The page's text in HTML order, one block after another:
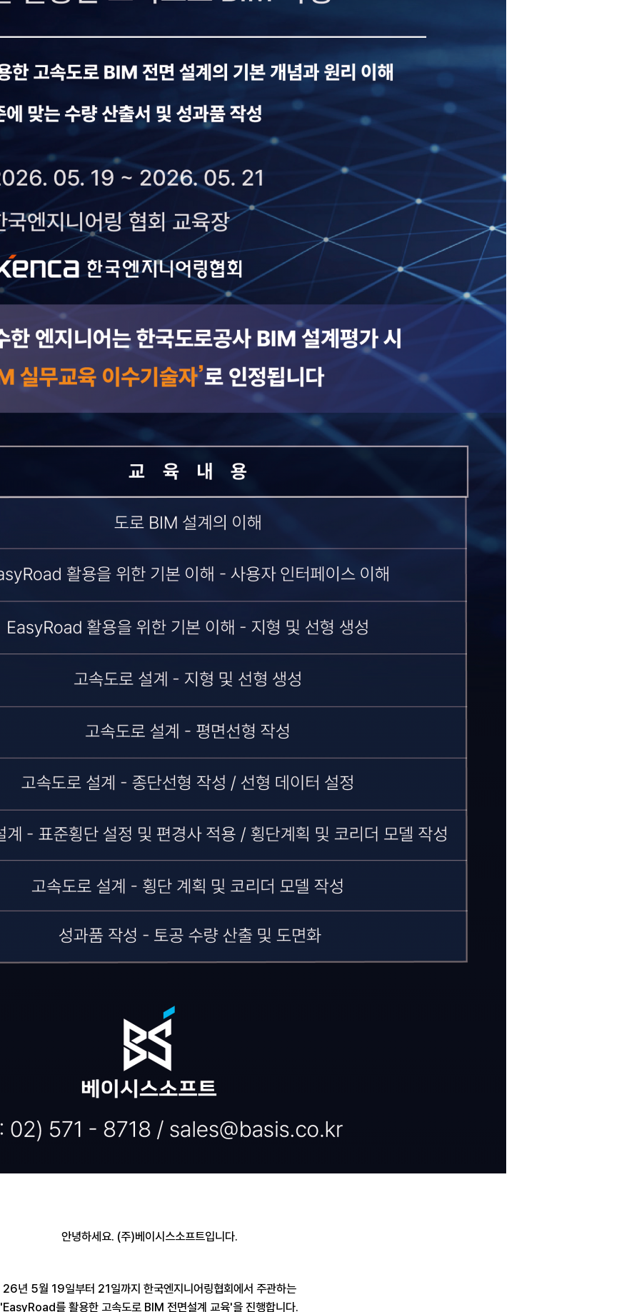
안녕하세요. (주)베이시스소프트입니다.
26년 5월 19일부터 21일까지 한국엔지니어링협회에서 주관하는
'EasyRoad를 활용한 고속도로 BIM 전면설계 교육'을 진행합니다.